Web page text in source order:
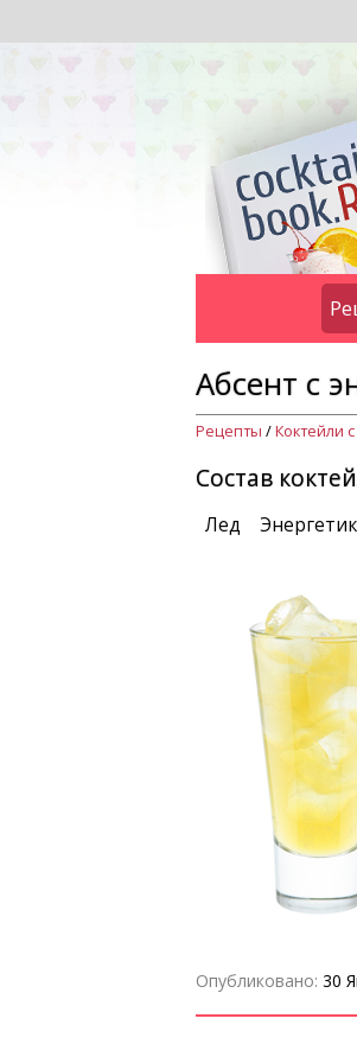
Абсент с
Рецепты /Коктейли
Состав
Лед Энергетик
Опубликовано: 30